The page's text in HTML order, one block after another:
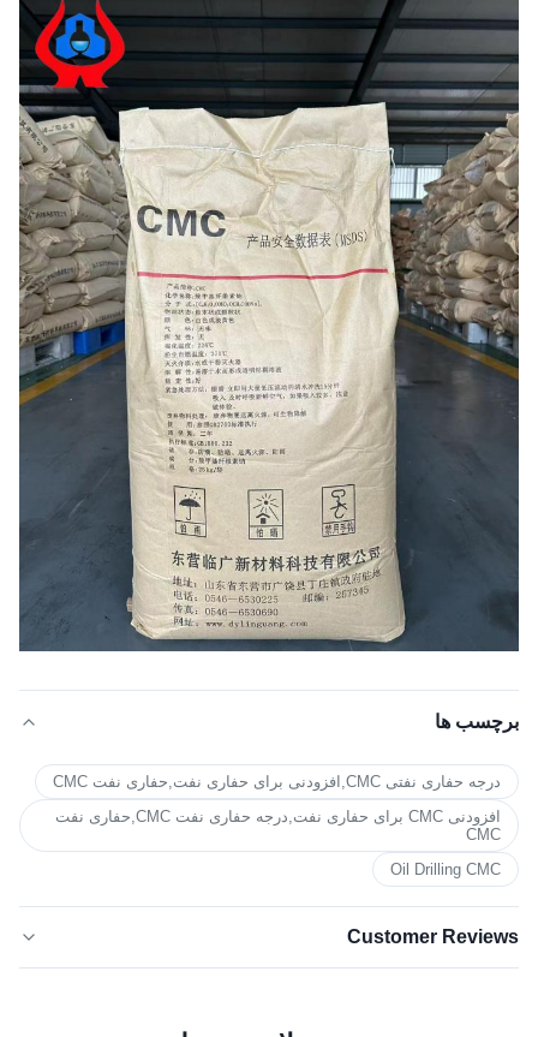
برچسب ها
درجه حفاری نفتی CMC,افزودنی برای حفاری نفت,حفاری نفت CMC
افزودنی CMC برای حفاری نفت,درجه حفاری نفت CMC,حفاری نفت
CMC
Oil Drilling CMC
Customer Reviews